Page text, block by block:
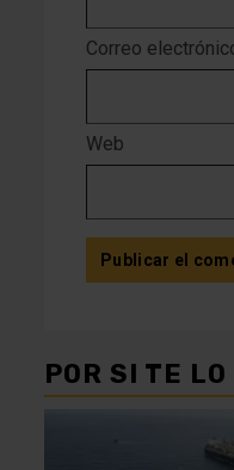
Correo
Web
POR SI TE